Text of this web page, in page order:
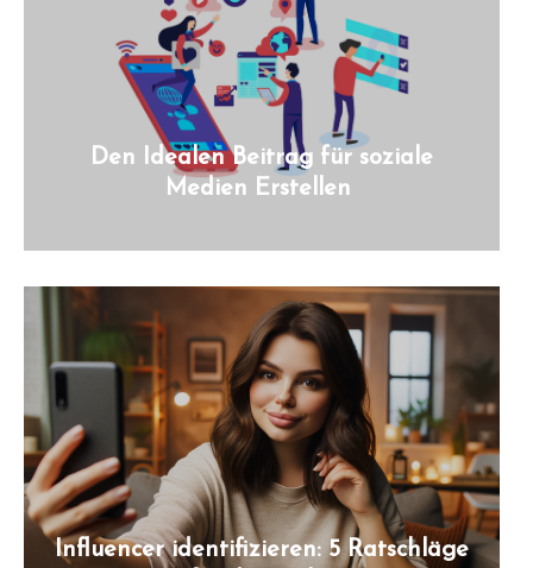
Den Idealen Beitrag für soziale
Medien Erstellen
Influencer identifizieren: 5 Ratschläge